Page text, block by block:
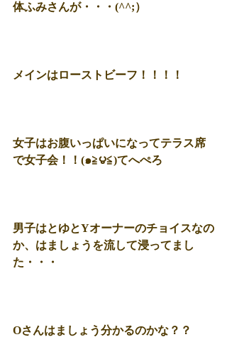
体ふみさんが・・・(^^;）
メインはローストビーフ！！！！
女子はお腹いっぱいになってテラス席
で女子会！！(๑≧౪≦)てへぺろ
男子はとゆとYオーナーのチョイスなの
か、はましょうを流して浸ってまし
た・・・
Oさんはましょう分かるのかな？？